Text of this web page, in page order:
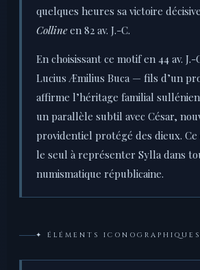
quelques heures sa victoire
Collineen 82 av. J.-C.
En choisissant ce motif en 44 av.
Lucius Æmilius Buca — fils d’un
affirme l’héritage familial
un parallèle subtil avec César,
providentiel protégé des dieux.
le seul à représenter Sylla dans
numismatique républicaine.
✦ ÉLÉMENTS